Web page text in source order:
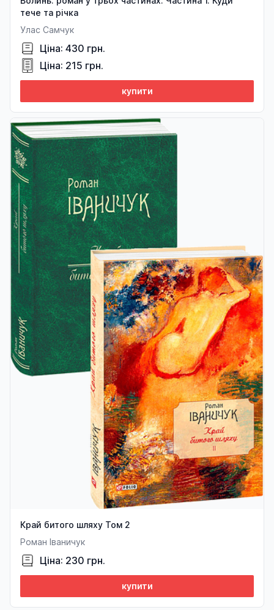
тече та річка
Улас Самчук
Ціна: 430 грн.
Ціна: 215 грн.
купити
Край битого шляху Том 2
Роман Іваничук
Ціна: 230 грн.
купити